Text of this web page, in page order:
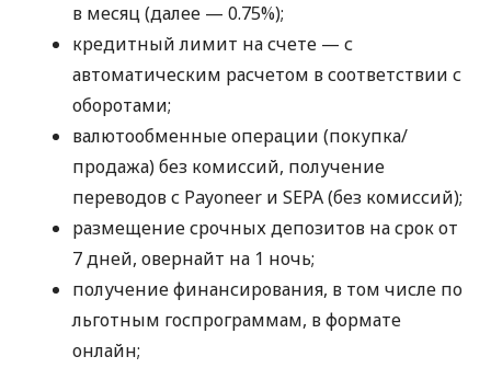
в месяц (далее — 0.75%);
кредитный лимит на счете — с
автоматическим расчетом в соответствии с
оборотами;
валютообменные операции (покупка/
продажа) без комиссий, получение
переводов с Payoneer и SEPA (без комиссий);
размещение срочных депозитов на срок от
7 дней, овернайт на 1 ночь;
получение финансирования, в том числе по
льготным госпрограммам, в формате
онлайн;